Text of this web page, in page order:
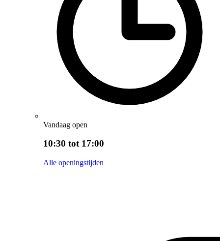
Vandaag open
10:30 tot 17:00
Alle openingstijden